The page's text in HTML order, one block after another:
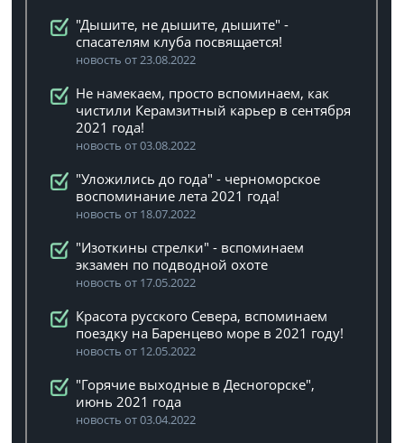
"Дышите, не дышите, дышите" -
спасателям клуба посвящается!
новость от 23.08.2022
Не намекаем, просто вспоминаем, как
чистили Керамзитный карьер в сентября
2021 года!
новость от 03.08.2022
"Уложились до года" - черноморское
воспоминание лета 2021 года!
новость от 18.07.2022
"Изоткины стрелки" - вспоминаем
экзамен по подводной охоте
новость от 17.05.2022
Красота русского Севера, вспоминаем
поездку на Баренцево море в 2021 году!
новость от 12.05.2022
"Горячие выходные в Десногорске",
июнь 2021 года
новость от 03.04.2022